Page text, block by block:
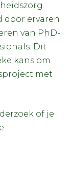
door ervaren
van PhD-
Dit
kans om
met
of je